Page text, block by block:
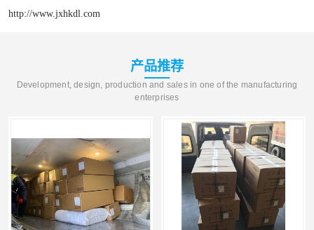
http://www.jxhkdl.com
产品推荐
Development, design, production and sales in one of the manufacturing
enterprises